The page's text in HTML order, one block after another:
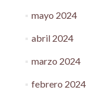
mayo 2024
abril 2024
marzo 2024
febrero 2024